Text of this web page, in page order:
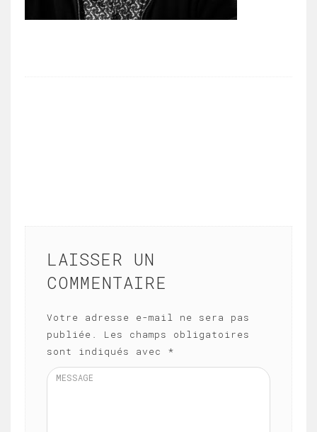
LAISSER UN
COMMENTAIRE
Votre adresse e-mail ne sera pas
publiée.
Les champs obligatoires
sont indiqués avec *